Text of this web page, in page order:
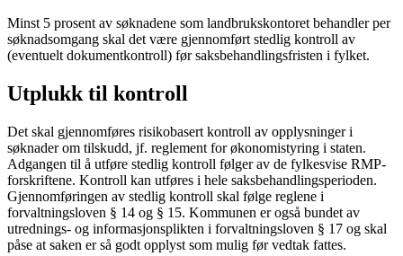
Minst 5 prosent av søknadene som landbrukskontoret behandler per
søknadsomgang skal det være gjennomført stedlig kontroll av
(eventuelt dokumentkontroll) før saksbehandlingsfristen i fylket.
Utplukk til kontroll
Det skal gjennomføres risikobasert kontroll av opplysninger i
søknader om tilskudd, jf. reglement for økonomistyring i staten.
Adgangen til å utføre stedlig kontroll følger av de fylkesvise RMP-
forskriftene. Kontroll kan utføres i hele saksbehandlingsperioden.
Gjennomføringen av stedlig kontroll skal følge reglene i
forvaltningsloven § 14 og § 15. Kommunen er også bundet av
utrednings- og informasjonsplikten i forvaltningsloven § 17 og skal
påse at saken er så godt opplyst som mulig før vedtak fattes.